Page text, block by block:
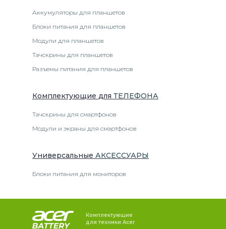
Аккумуляторы для планшетов
Блоки питания для планшетов
Модули для планшетов
Тачскрины для планшетов
Разъемы питания для планшетов
Комплектующие для ТЕЛЕФОНА
Тачскрины для смартфонов
Модули и экраны для смартфонов
Универсальные АКСЕССУАРЫ
Блоки питания для мониторов
Комплектующие
для техники Acer